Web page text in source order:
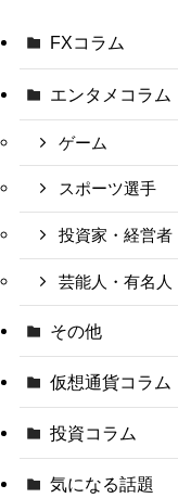
FXコラム
エンタメコラム
ゲーム
スポーツ選手
投資家・経営者
芸能人・有名人
その他
仮想通貨コラム
投資コラム
気になる話題